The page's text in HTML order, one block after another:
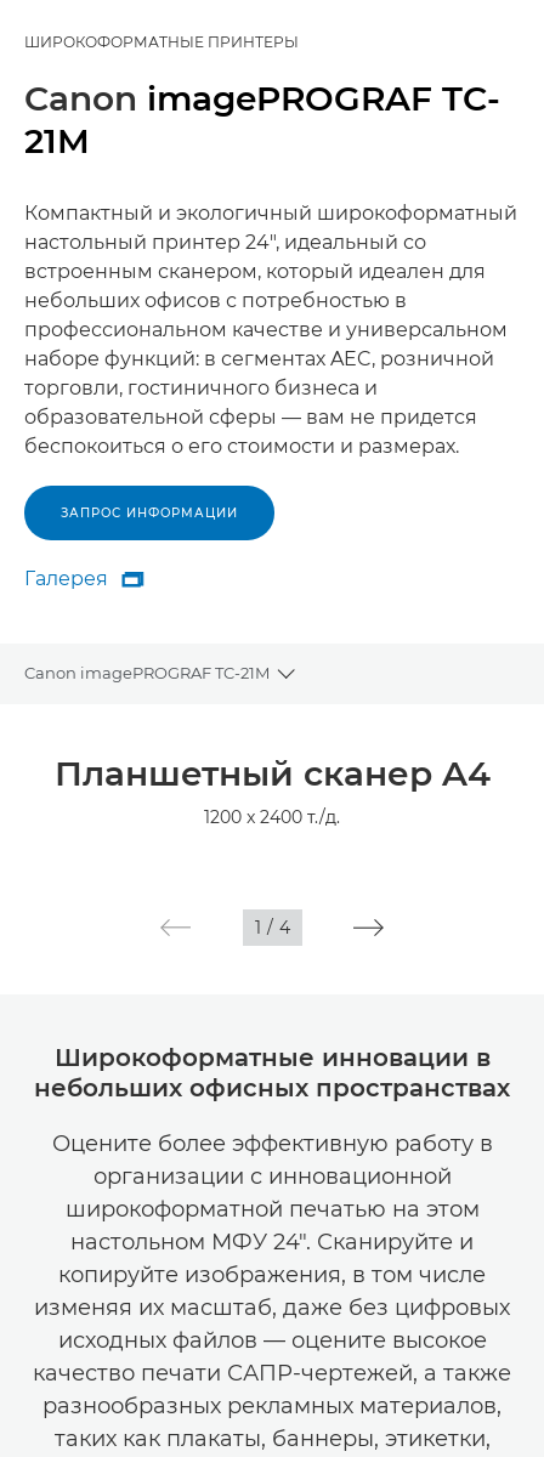
ШИРОКОФОРМАТНЫЕ ПРИНТЕРЫ
Canon imagePROGRAF TC-
21M
Компактный и экологичный широкоформатный
настольный принтер 24", идеальный со
встроенным сканером, который идеален для
небольших офисов с потребностью в
профессиональном качестве и универсальном
наборе функций: в сегментах AEC, розничной
торговли, гостиничного бизнеса и
образовательной сферы — вам не придется
беспокоиться о его стоимости и размерах.
ЗАПРОС ИНФОРМАЦИИ
Галерея
Галерея

Canon imagePROGRAF TC-21M
Toggle breadcrumbs
Планшетный сканер A4
1200 x 2400 т./д.
1 / 4
Широкоформатные инновации в
небольших офисных пространствах
Оцените более эффективную работу в
организации с инновационной
широкоформатной печатью на этом
настольном МФУ 24". Сканируйте и
копируйте изображения, в том числе
изменяя их масштаб, даже без цифровых
исходных файлов — оцените высокое
качество печати САПР-чертежей, а также
разнообразных рекламных материалов,
таких как плакаты, баннеры, этикетки,